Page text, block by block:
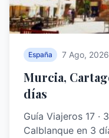
España 7 Ago, 2026
Murcia,
días
Guía Viajeros 17 ·
Calblanque en 3